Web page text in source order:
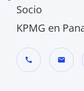
Socio
KPMG en
call mail